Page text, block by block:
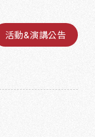
活動&演講公告